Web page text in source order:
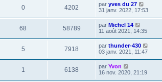
0 4202 par yves du 27
31 janv. 2022, 17:53
68 58789 par Michel 14
11 août 2021, 14:35
5 7918 par thunder-430
03 janv. 2021, 11:47
1 6138 par Yvon
16 nov. 2020, 21:19